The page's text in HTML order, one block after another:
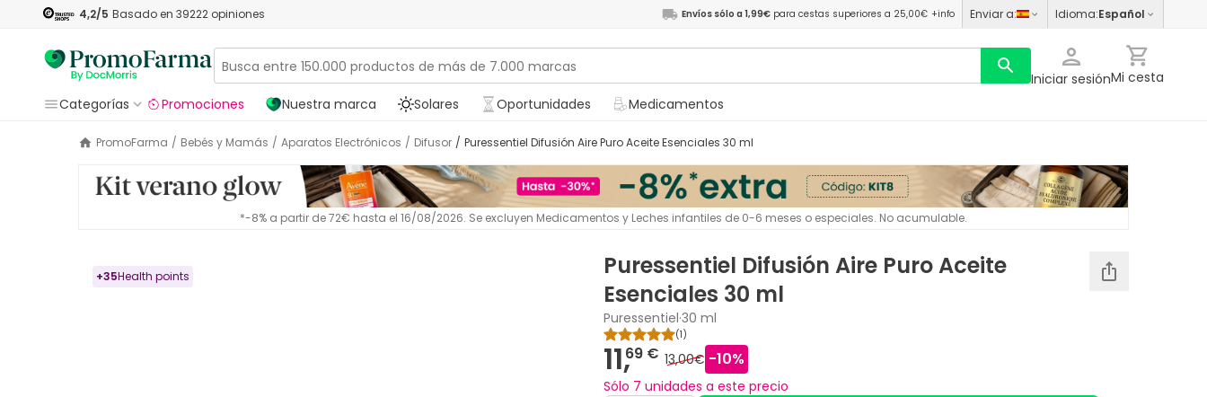
4,2/5 Basado en 39222 opiniones Envíos sólo a 1,99€ para cestas superiores a 25,00€ +info Enviar a: Idioma:Español
Iniciar sesiónMi cesta
Categorías
Promociones Nuestra marca Solares Oportunidades Medicamentos
PromoFarma / Bebés y Mamás / Aparatos Electrónicos / Difusor / Puressentiel Difusión Aire Puro Aceite Esenciales 30 ml
*-8% a partir de 72€ hasta el 16/08/2026. Se excluyen Medicamentos y Leches infantiles de 0-6 meses o especiales. No acumulable.
+35Health points
Puressentiel Difusión Aire Puro Aceite
Esenciales 30 ml
Puressentiel·30 ml
(1)
11,69 € 13,00€ -10%
Sólo 7 unidades a este precio